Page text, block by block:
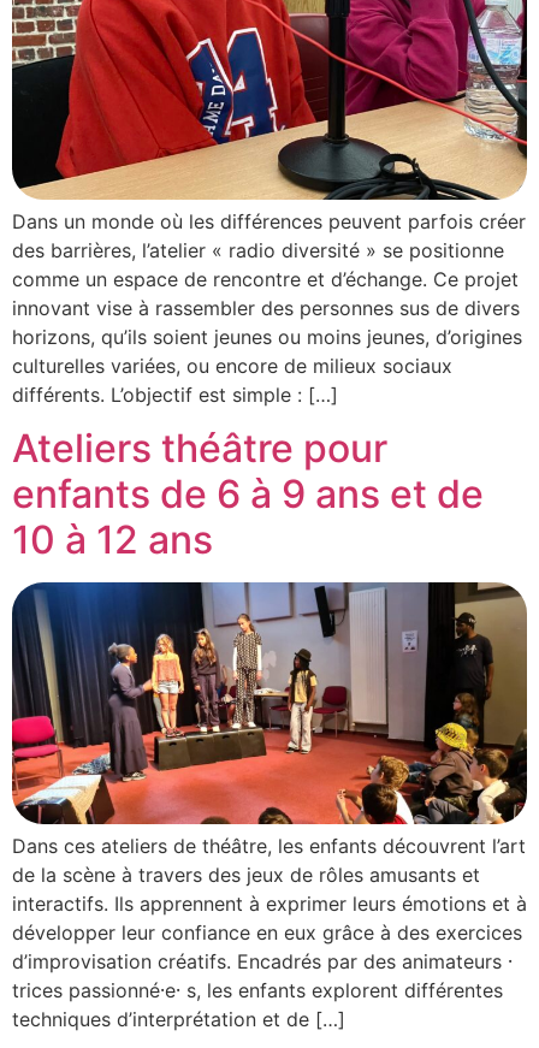
Dans un monde où les différences peuvent parfois créer
des barrières, l’atelier « radio diversité » se positionne
comme un espace de rencontre et d’échange. Ce projet
innovant vise à rassembler des personnes sus de divers
horizons, qu’ils soient jeunes ou moins jeunes, d’origines
culturelles variées, ou encore de milieux sociaux
différents. L’objectif est simple : […]
Ateliers théâtre pour
enfants de 6 à 9 ans et de
10 à 12 ans
Dans ces ateliers de théâtre, les enfants découvrent l’art
de la scène à travers des jeux de rôles amusants et
interactifs. Ils apprennent à exprimer leurs émotions et à
développer leur confiance en eux grâce à des exercices
d’improvisation créatifs. Encadrés par des animateurs ⸱
trices passionné⸱e⸱ s, les enfants explorent différentes
techniques d’interprétation et de […]